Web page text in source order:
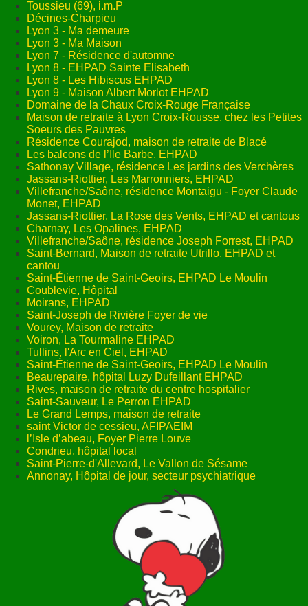
Toussieu (69), i.m.P
Décines-Charpieu
Lyon 3 - Ma demeure
Lyon 3 - Ma Maison
Lyon 7 - Résidence d'automne
Lyon 8 - EHPAD Sainte Elisabeth
Lyon 8 - Les Hibiscus EHPAD
Lyon 9 - Maison Albert Morlot EHPAD
Domaine de la Chaux Croix-Rouge Française
Maison de retraite à Lyon Croix-Rousse, chez les Petites
Soeurs des Pauvres
Résidence Courajod, maison de retraite de Blacé
Les balcons de l’Ile Barbe, EHPAD
Sathonay Village, résidence Les jardins des Verchères
Jassans-Riottier, Les Marronniers, EHPAD
Villefranche/Saône, résidence Montaigu - Foyer Claude
Monet, EHPAD
Jassans-Riottier, La Rose des Vents, EHPAD et cantous
Charnay, Les Opalines, EHPAD
Villefranche/Saône, résidence Joseph Forrest, EHPAD
Saint-Bernard, Maison de retraite Utrillo, EHPAD et
cantou
Saint-Étienne de Saint-Geoirs, EHPAD Le Moulin
Coublevie, Hôpital
Moirans, EHPAD
Saint-Joseph de Rivière Foyer de vie
Vourey, Maison de retraite
Voiron, La Tourmaline EHPAD
Tullins, l'Arc en Ciel, EHPAD
Saint-Étienne de Saint-Geoirs, EHPAD Le Moulin
Beaurepaire, hôpital Luzy Dufeillant EHPAD
Rives, maison de retraite du centre hospitalier
Saint-Sauveur, Le Perron EHPAD
Le Grand Lemps, maison de retraite
saint Victor de cessieu, AFIPAEIM
l’Isle d’abeau, Foyer Pierre Louve
Condrieu, hôpital local
Saint-Pierre-d'Allevard, Le Vallon de Sésame
Annonay, Hôpital de jour, secteur psychiatrique